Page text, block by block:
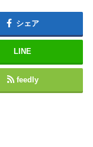
シェア
LINE
feedly